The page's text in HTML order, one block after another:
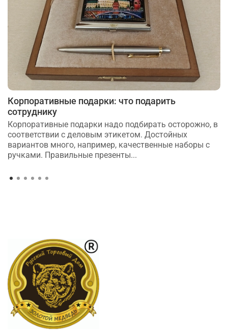
Корпоративные подарки: что подарить
сотруднику
Корпоративные подарки надо подбирать осторожно, в
соответствии с деловым этикетом. Достойных
вариантов много, например, качественные наборы с
ручками. Правильные презенты...